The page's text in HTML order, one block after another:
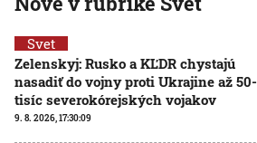
Svet
Zelenskyj: Rusko a KĽDR chystajú
nasadiť do vojny proti Ukrajine až 50-
tisíc severokórejských vojakov
9. 8. 2026, 17:30:09